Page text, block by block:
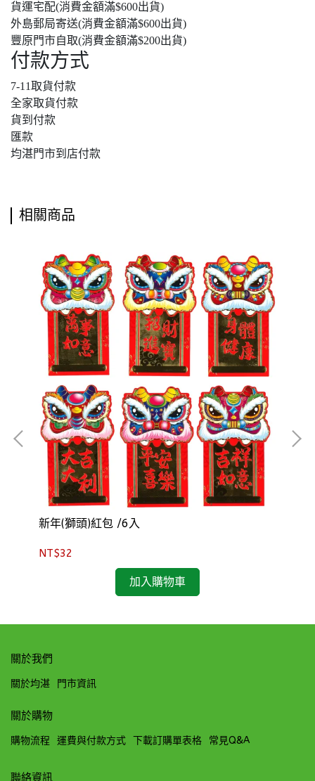
貨運宅配(消費金額滿$600出貨)
外島郵局寄送(消費金額滿$600出貨)
豐原門市自取(消費金額滿$200出貨)
付款方式
7-11取貨付款
全家取貨付款
貨到付款
匯款
均湛門市到店付款
相關商品
新年(獅頭)紅包 /6入
NT$32
加入購物車
關於我們
關於均湛 門市資訊
關於購物
購物流程 運費與付款方式 下載訂購單表格 常見Q&A
聯絡資訊